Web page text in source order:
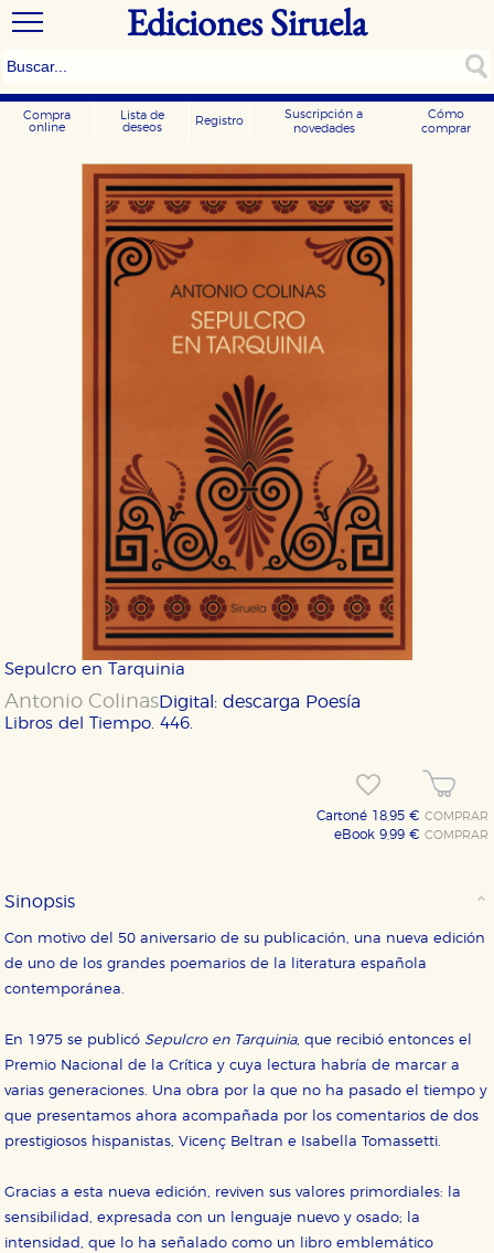
Ediciones Siruela
Compra
online
Lista de
deseos
Registro
Suscripción a
novedades
Cómo
comprar
Sepulcro en Tarquinia
Antonio Colinas
Libros del Tiempo. 446.
Digital: descarga Poesía
Cartoné 18,95 €COMPRAR
eBook 9,99 €COMPRAR
Sinopsis
Con motivo del 50 aniversario de su publicación, una nueva edición
de uno de los grandes poemarios de la literatura española
contemporánea.
En 1975 se publicó Sepulcro en Tarquinia, que recibió entonces el
Premio Nacional de la Crítica y cuya lectura habría de marcar a
varias generaciones. Una obra por la que no ha pasado el tiempo y
que presentamos ahora acompañada por los comentarios de dos
prestigiosos hispanistas, Vicenç Beltran e Isabella Tomassetti.
Gracias a esta nueva edición, reviven sus valores primordiales: la
sensibilidad, expresada con un lenguaje nuevo y osado; la
intensidad, que lo ha señalado como un libro emblemático